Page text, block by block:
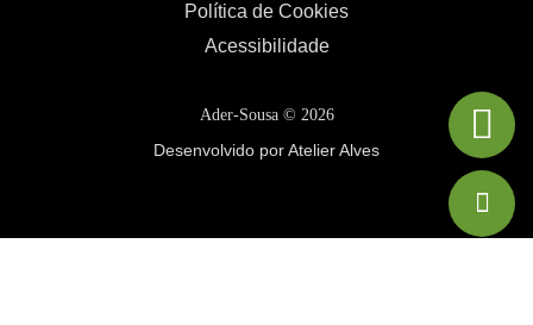
Política de Cookies
Acessibilidade
Ader-Sousa © 2026
Desenvolvido por Atelier Alves